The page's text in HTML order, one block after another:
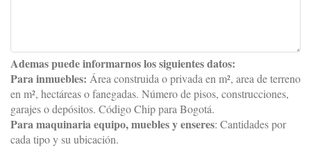
Ademas puede informarnos los siguientes datos:
Para inmuebles: Área construida o privada en m², area de terreno
en m², hectáreas o fanegadas. Número de pisos, construcciones,
garajes o depósitos. Código Chip para Bogotá.
Para maquinaria equipo, muebles y enseres: Cantidades por
cada tipo y su ubicación.